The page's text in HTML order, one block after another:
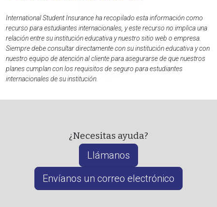
International Student Insurance ha recopilado esta información como
recurso para estudiantes internacionales, y este recurso no implica una
relación entre su institución educativa y nuestro sitio web o empresa.
Siempre debe consultar directamente con su institución educativa y con
nuestro equipo de atención al cliente para asegurarse de que nuestros
planes cumplan con los requisitos de seguro para estudiantes
internacionales de su institución.
¿Necesitas ayuda?
Llámanos
Envíanos un correo electrónico